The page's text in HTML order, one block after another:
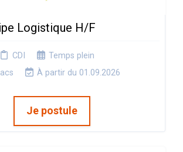
Logistique H/F
CDI
Temps plein
À partir du 01.09.2026
Je postule